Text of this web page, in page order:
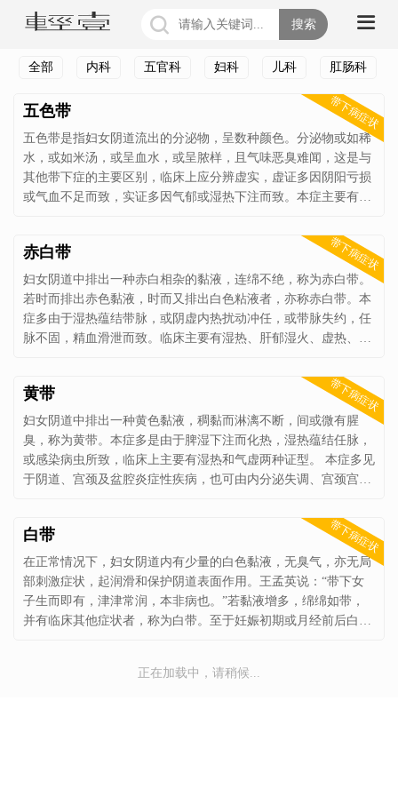
搜索
全部 内科 五官科 妇科 儿科 肛肠科
五色带 带下病症状
五色带是指妇女阴道流出的分泌物，呈数种颜色。分泌物或如稀
水，或如米汤，或呈血水，或呈脓样，且气味恶臭难闻，这是与
其他带下症的主要区别，临床上应分辨虚实，虚证多因阴阳亏损
或气血不足而致，实证多因气郁或湿热下注而致。本症主要有气
赤白带 带下病症状
妇女阴道中排出一种赤白相杂的黏液，连绵不绝，称为赤白带。
若时而排出赤色黏液，时而又排出白色粘液者，亦称赤白带。本
症多由于湿热蕴结带脉，或阴虚内热扰动冲任，或带脉失约，任
脉不固，精血滑泄而致。临床主要有湿热、肝郁湿火、虚热、虚
内分泌失调、宫颈宫体肿瘤等引起。上述疾病均可参照本症论
治。
黄带 带下病症状
妇女阴道中排出一种黄色黏液，稠黏而淋漓不断，间或微有腥
臭，称为黄带。本症多是由于脾湿下注而化热，湿热蕴结任脉，
或感染病虫所致，临床上主要有湿热和气虚两种证型。 本症多见
于阴道、宫颈及盆腔炎症性疾病，也可由内分泌失调、宫颈宫体
白带 带下病症状
在正常情况下，妇女阴道内有少量的白色黏液，无臭气，亦无局
部刺激症状，起润滑和保护阴道表面作用。王孟英说：“带下女
子生而即有，津津常润，本非病也。”若黏液增多，绵绵如带，
并有临床其他症状者，称为白带。至于妊娠初期或月经前后白带
症为病理性白带或白带异常。其病多见于阴道、宫颈及盆腔炎症
正在加载中，请稍候...